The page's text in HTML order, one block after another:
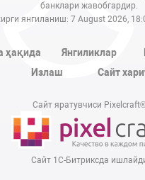
банклари жавобгардир.
янгиланиш: 7 August 2026,
ҳақида Янгиликлар
Излаш
Сайт
Сайт яратувчиси
Сайт 1C-Битриксда